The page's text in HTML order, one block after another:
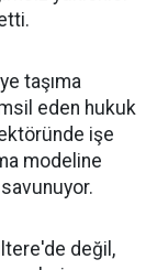
taşıma
eden hukuk
işe
modeline
değil,